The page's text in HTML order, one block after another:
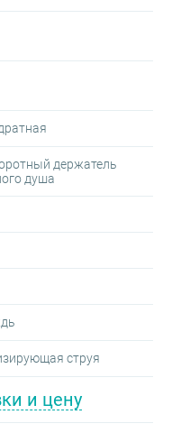
держатель
душа
струя
и цену